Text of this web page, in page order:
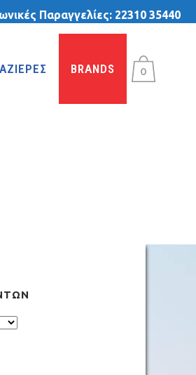
Παραγγελίες: 22310 35440
0
BRANDS